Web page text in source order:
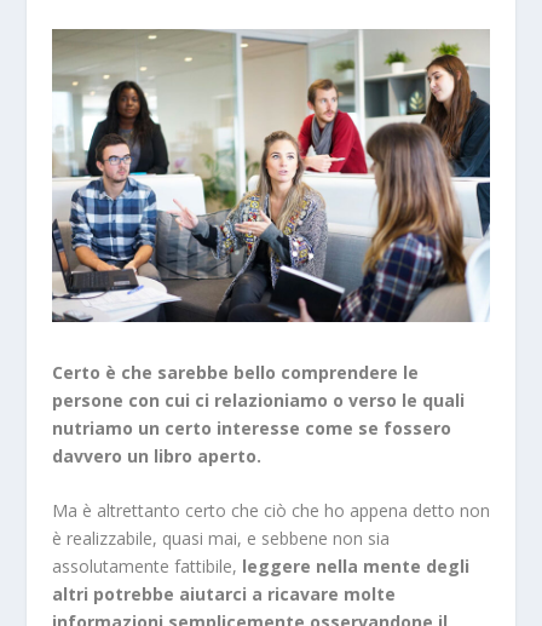
Certo è che sarebbe bello comprendere le
persone con cui ci relazioniamo o verso le quali
nutriamo un certo interesse come se fossero
davvero un libro aperto.
Ma è altrettanto certo che ciò che ho appena detto non
è realizzabile, quasi mai, e sebbene non sia
assolutamente fattibile, leggere nella mente degli
altri potrebbe aiutarci a ricavare molte